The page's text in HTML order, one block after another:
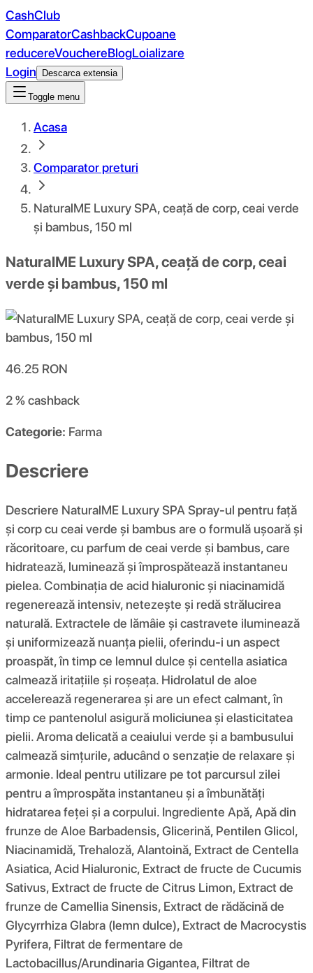
CashClub
ComparatorCashbackCupoane
reducereVouchereBlogLoializare
Login
Descarca extensia
Toggle menu
Acasa
Comparator preturi
NaturalME Luxury SPA, ceață de corp, ceai verde
și bambus, 150 ml
NaturalME Luxury SPA, ceață de corp, ceai
verde și bambus, 150 ml
46.25 RON
2 %cashback
Categorie: Farma
Descriere
Descriere NaturalME Luxury SPA Spray-ul pentru față
și corp cu ceai verde și bambus are o formulă ușoară și
răcoritoare, cu parfum de ceai verde și bambus, care
hidratează, luminează și împrospătează instantaneu
pielea. Combinația de acid hialuronic și niacinamidă
regenerează intensiv, netezește și redă strălucirea
naturală. Extractele de lămâie și castravete iluminează
și uniformizează nuanța pielii, oferindu-i un aspect
proaspăt, în timp ce lemnul dulce și centella asiatica
calmează iritațiile și roșeața. Hidrolatul de aloe
accelerează regenerarea și are un efect calmant, în
timp ce pantenolul asigură moliciunea și elasticitatea
pielii. Aroma delicată a ceaiului verde și a bambusului
calmează simțurile, aducând o senzație de relaxare și
armonie. Ideal pentru utilizare pe tot parcursul zilei
pentru a împrospăta instantaneu și a îmbunătăți
hidratarea feței și a corpului. Ingrediente Apă, Apă din
frunze de Aloe Barbadensis, Glicerină, Pentilen Glicol,
Niacinamidă, Trehaloză, Alantoină, Extract de Centella
Asiatica, Acid Hialuronic, Extract de fructe de Cucumis
Sativus, Extract de fructe de Citrus Limon, Extract de
frunze de Camellia Sinensis, Extract de rădăcină de
Glycyrrhiza Glabra (lemn dulce), Extract de Macrocystis
Pyrifera, Filtrat de fermentare de
Lactobacillus/Arundinaria Gigantea, Filtrat de